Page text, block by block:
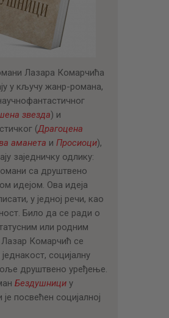
Лазара Комарчића
у кључу жанр-романа,
звезда) и
(Драгоцена
аманета и Просиоци),
заједничку одлику:
са друштвено
идејом. Ова идеја
у једној речи, као
Било да се ради о
или родним
Комарчић се
социјалну
друштвено уређење.
Бездушнициу
је посвећен социјалној